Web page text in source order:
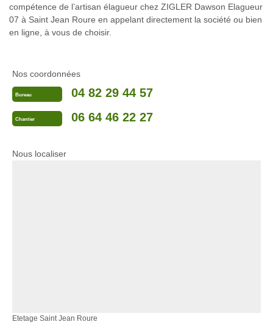
compétence de l’artisan élagueur chez ZIGLER Dawson Elagueur
07 à Saint Jean Roure en appelant directement la société ou bien
en ligne, à vous de choisir.
Nos coordonnées
Bureau 04 82 29 44 57
Chantier 06 64 46 22 27
Nous localiser
Etetage Saint Jean Roure